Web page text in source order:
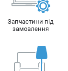
Запчастини під
замовлення